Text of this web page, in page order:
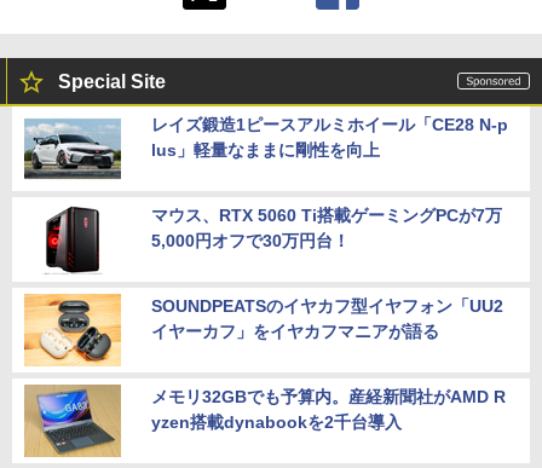
Special Site
レイズ鍛造1ピースアルミホイール「CE28 N-p
lus」軽量なままに剛性を向上
マウス、RTX 5060 Ti搭載ゲーミングPCが7万
5,000円オフで30万円台！
SOUNDPEATSのイヤカフ型イヤフォン「UU2
イヤーカフ」をイヤカフマニアが語る
メモリ32GBでも予算内。産経新聞社がAMD R
yzen搭載dynabookを2千台導入